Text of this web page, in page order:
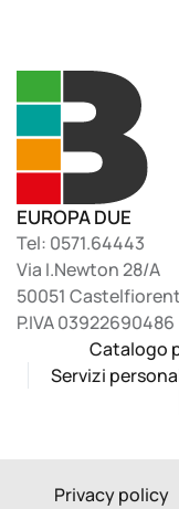
EUROPA DUE
Tel: 0571.64443
Via I.Newton 28/A
50051
P.IVA 03922690486
Catalogo
Servizi
Privacy policy